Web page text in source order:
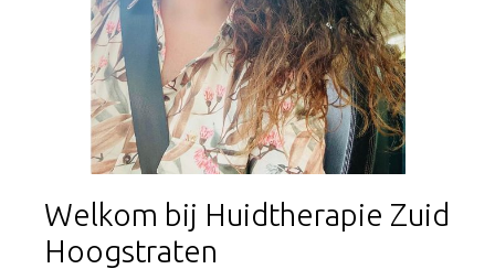
Welkom bij Huidtherapie Zuid
Hoogstraten